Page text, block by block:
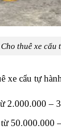
Cho thuê xe cẩu
xe cẩu tự
2.000.000 –
50.000.000